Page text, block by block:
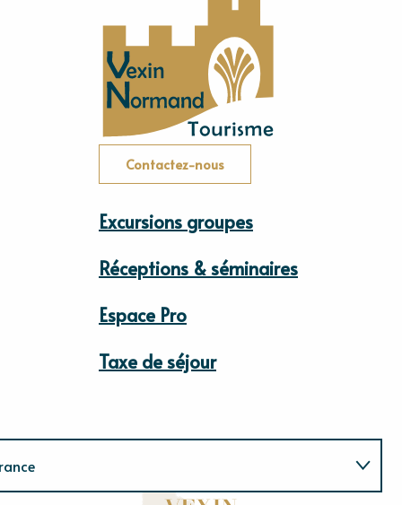
Contactez-nous
Excursions groupes
Réceptions & séminaires
Espace Pro
Taxe de séjour